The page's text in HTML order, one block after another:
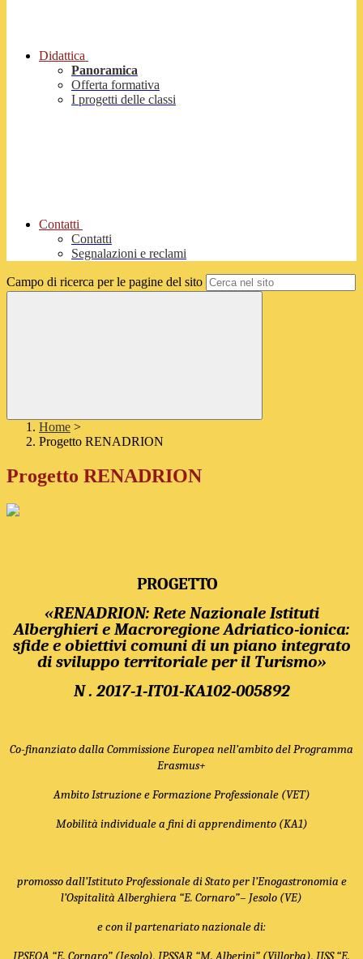
Didattica
Panoramica
Offerta formativa
I progetti delle classi
Contatti
Contatti
Segnalazioni e reclami
Campo di ricerca per le pagine del sito
Home >
Progetto RENADRION
Progetto RENADRION
PROGETTO
«RENADRION: Rete Nazionale Istituti
Alberghieri e Macroregione Adriatico-ionica:
sfide e obiettivi comuni di un piano integrato
di sviluppo territoriale per il Turismo»
N . 2017-1-IT01-KA102-005892
Co-finanziato dalla Commissione Europea nell’ambito del Programma
Erasmus+
Ambito Istruzione e Formazione Professionale (VET)
Mobilità individuale a fini di apprendimento (KA1)
promosso dall’Istituto Professionale di Stato per l’Enogastronomia e
l’Ospitalità Alberghiera “E. Cornaro”– Jesolo (VE)
e con il partenariato nazionale di: